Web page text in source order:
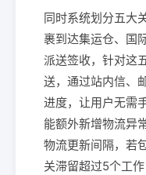
同时系统划分五大
裹到达集运仓、国
派送签收，针对这
送，通过站内信、
进度，让用户无需
能额外新增物流异
物流更新间隔，若
关滞留超过5个工